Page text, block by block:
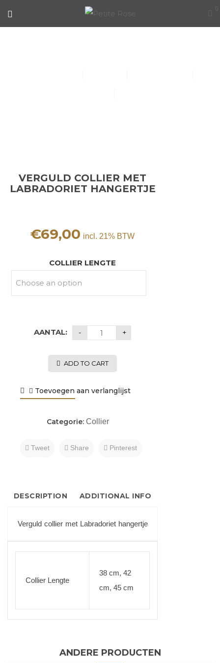
0
VERGULD COLLIER MET
LABRADORIET HANGERTJE
€69,00 incl. 21% BTW
COLLIER LENGTE
AANTAL:
ADD TO CART
Toevoegen aan verlanglijst
Categorie: Collier
Tweet Share Pinterest
DESCRIPTION ADDITIONAL INFO
Verguld collier met Labradoriet hangertje
Collier Lengte
38 cm, 42
cm, 45 cm
ANDERE PRODUCTEN